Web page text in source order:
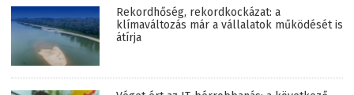
Rekordhőség, rekordkockázat: a
klímaváltozás már a vállalatok működését is
átírja